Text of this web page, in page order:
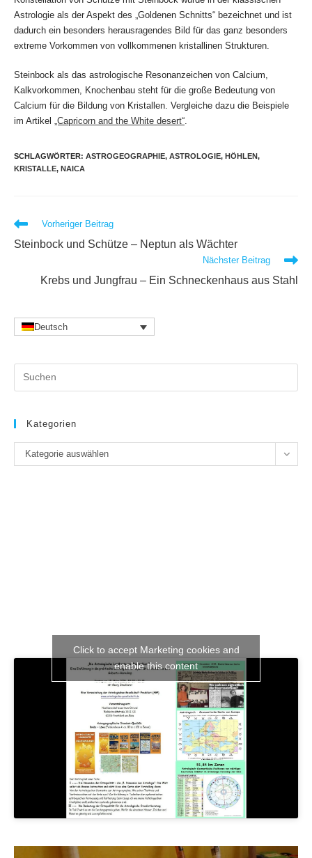
Astrologie als der Aspekt des „Goldenen Schnitts“ bezeichnet und ist
dadurch ein besonders herausragendes Bild für das ganz besonders
extreme Vorkommen von vollkommenen kristallinen Strukturen.
Steinbock als das astrologische Resonanzeichen von Calcium,
Kalkvorkommen, Knochenbau steht für die große Bedeutung von
Calcium für die Bildung von Kristallen. Vergleiche dazu die Beispiele
im Artikel
„Capricorn and the White desert“
SCHLAGWÖRTER: ASTROGEOGRAPHIE, ASTROLOGIE, HÖHLEN,
KRISTALLE, NAICA
Weitere
ansehen
Vorheriger Beitrag
Steinbock und Schütze – Neptun als Wächter
Nächster Beitrag
Krebs und Jungfrau – Ein Schneckenhaus aus Stahl
Deutsch
Kategorien
Kategorien
Kategorie auswählen
Click to accept Marketing cookies and
enable this content